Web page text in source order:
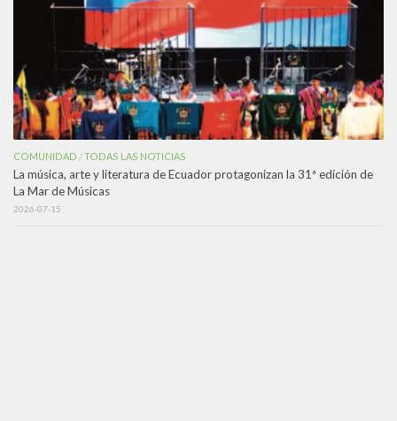
COMUNIDAD /TODAS LAS NOTICIAS
La música, arte y literatura de Ecuador protagonizan la 31ª edición de
La Mar de Músicas
2026-07-15